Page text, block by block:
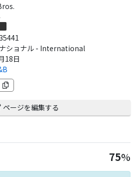
ショナル - International
18日
ページを編集する
75%